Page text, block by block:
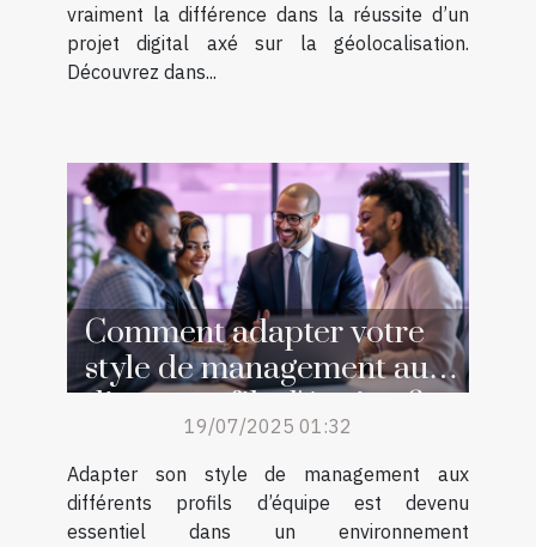
vraiment la différence dans la réussite d’un
projet digital axé sur la géolocalisation.
Découvrez dans...
Comment adapter votre
style de management aux
divers profils d'équipe ?
19/07/2025 01:32
Adapter son style de management aux
différents profils d’équipe est devenu
essentiel dans un environnement